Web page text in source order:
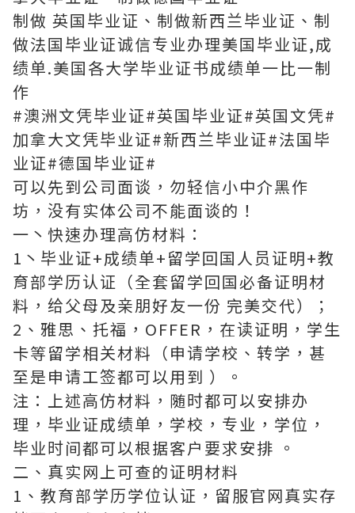
制做 英国毕业证、制做新西兰毕业证、制
做法国毕业证诚信专业办理美国毕业证,成
绩单.美国各大学毕业证书成绩单一比一制
作
#澳洲文凭毕业证#英国毕业证#英国文凭#
加拿大文凭毕业证#新西兰毕业证#法国毕
业证#德国毕业证#
可以先到公司面谈，勿轻信小中介黑作
坊，没有实体公司不能面谈的！
一丶快速办理高仿材料：
1丶毕业证+成绩单+留学回国人员证明+教
育部学历认证（全套留学回国必备证明材
料，给父母及亲朋好友一份 完美交代）；
2、雅思、托福，OFFER，在读证明，学生
卡等留学相关材料（申请学校、转学，甚
至是申请工签都可以用到 ）。
注：上述高仿材料，随时都可以安排办
理，毕业证成绩单，学校，专业，学位，
毕业时间都可以根据客户要求安排 。
二、真实网上可查的证明材料
1、教育部学历学位认证，留服官网真实存